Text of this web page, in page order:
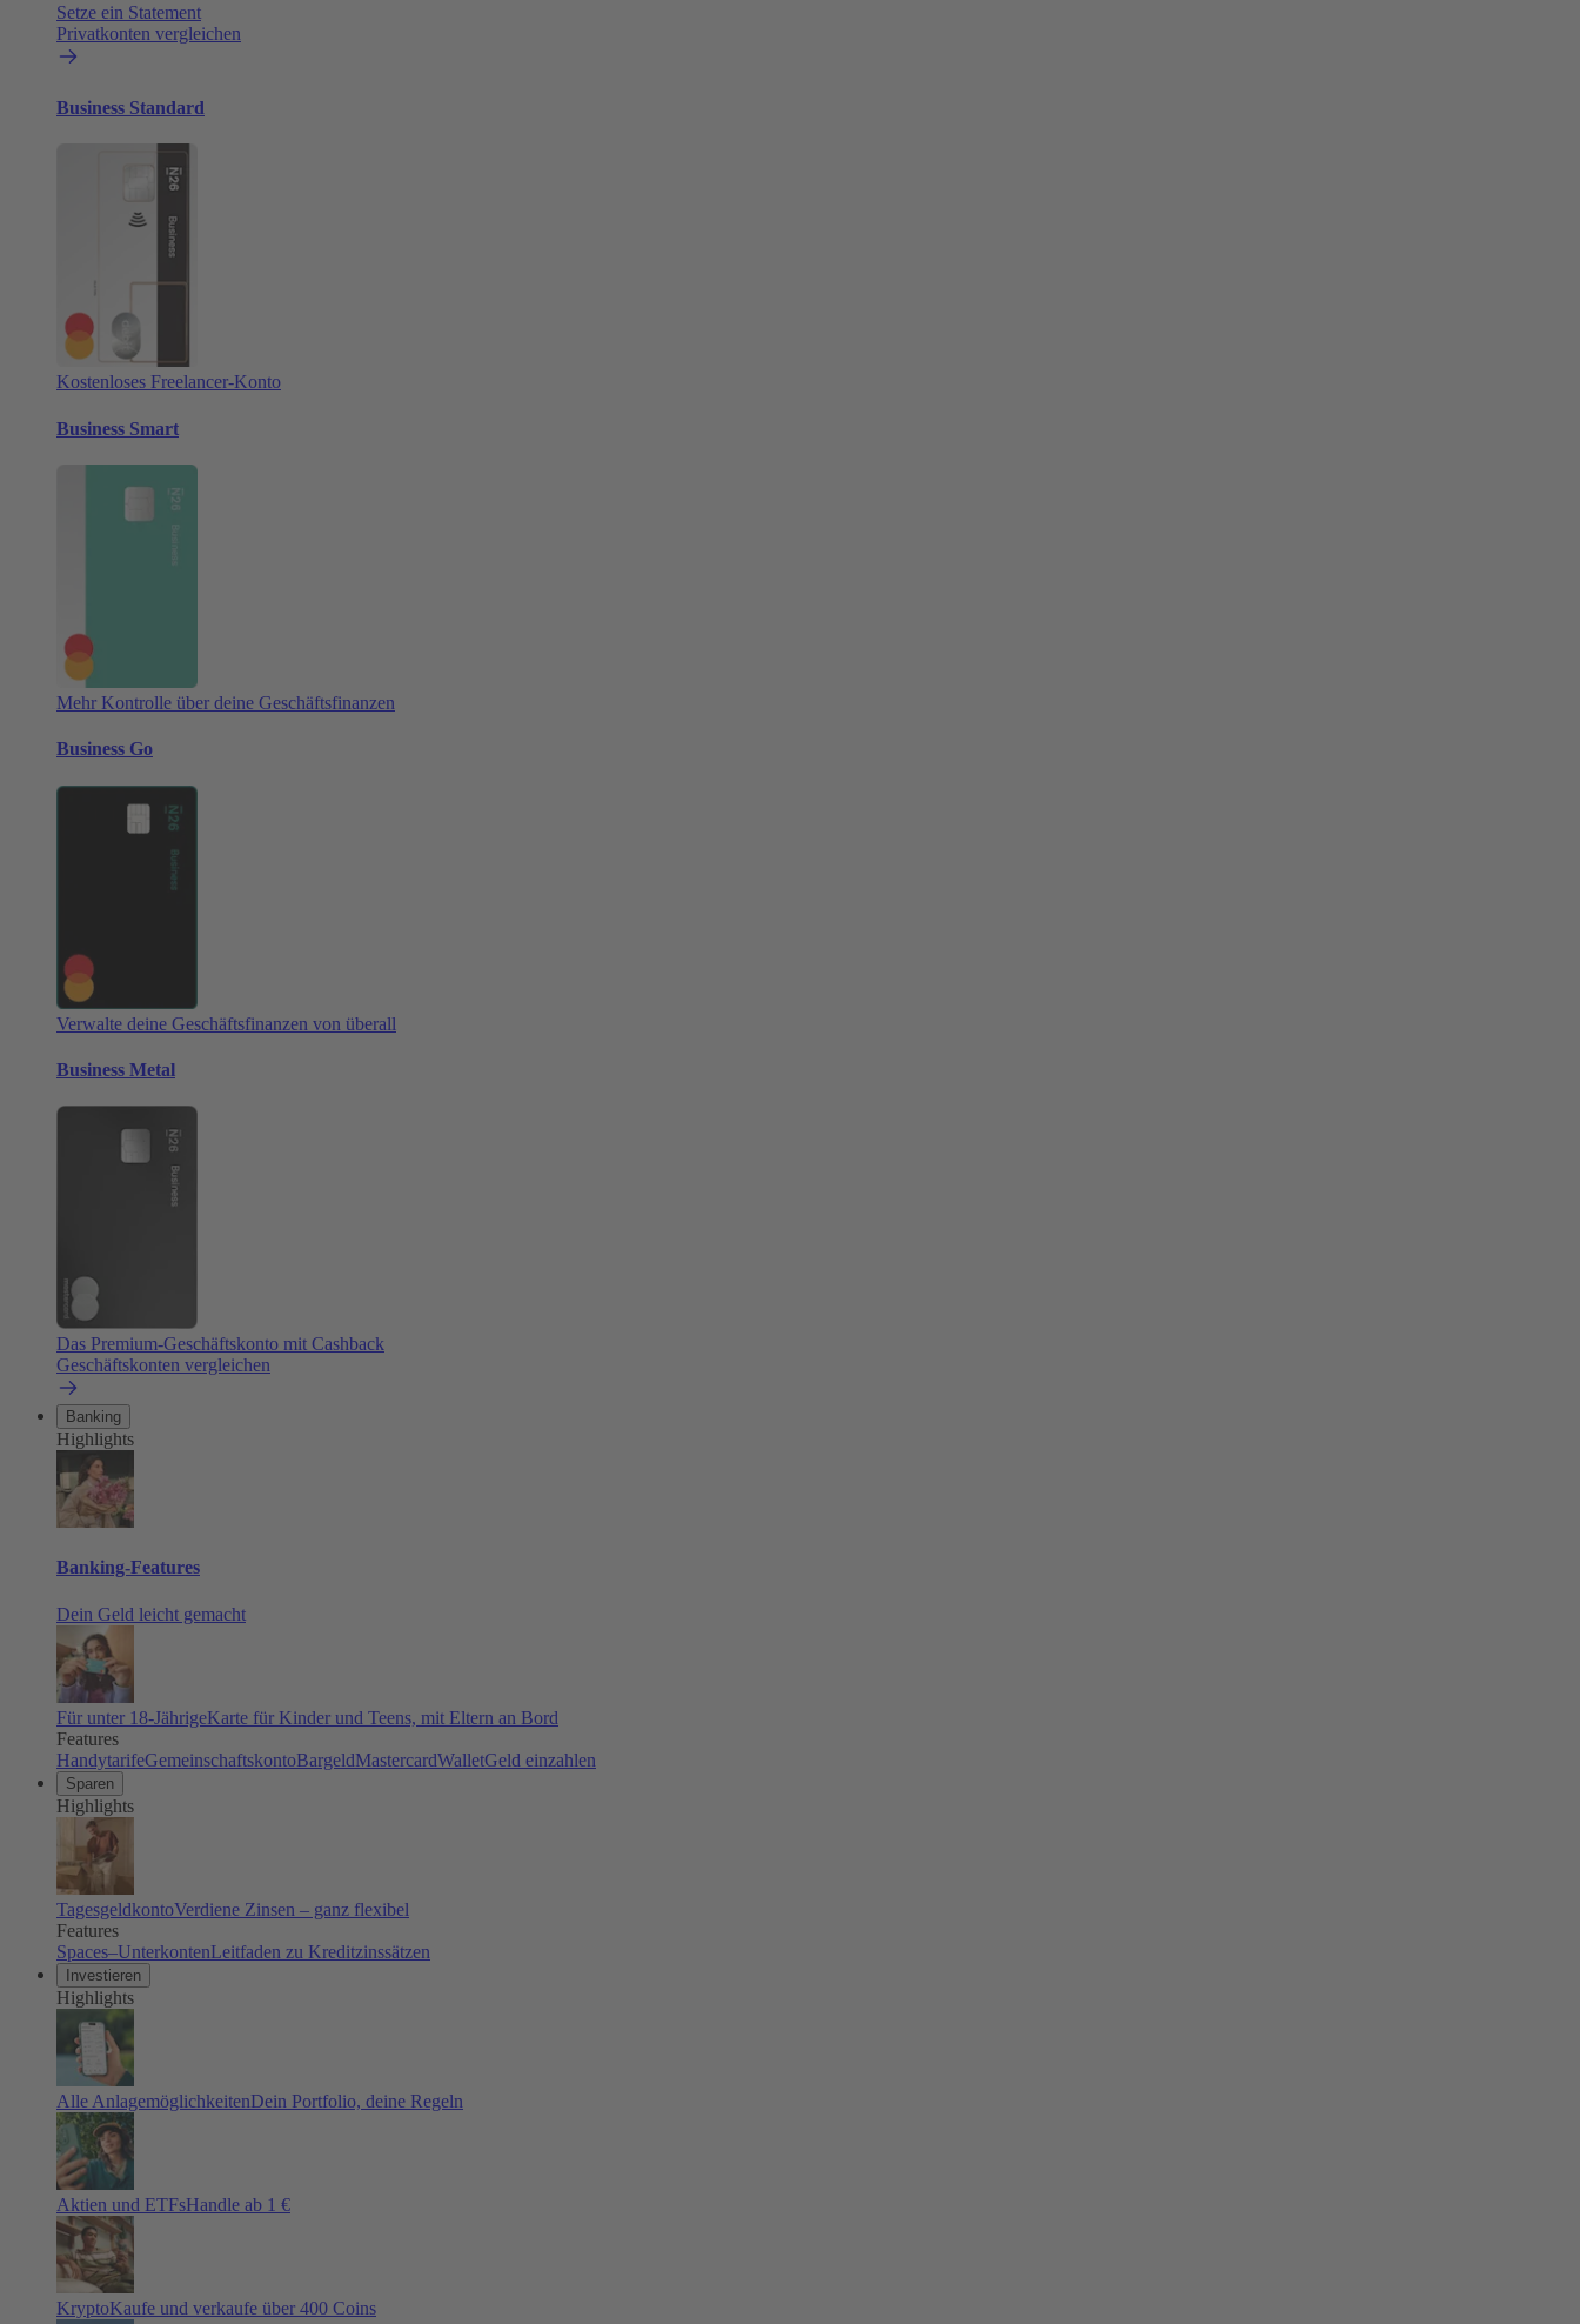
Setze ein Statement
Privatkonten vergleichen
Business Standard
Kostenloses Freelancer-Konto
Business Smart
Mehr Kontrolle über deine Geschäftsfinanzen
Business Go
Verwalte deine Geschäftsfinanzen von überall
Business Metal
Das Premium-Geschäftskonto mit Cashback
Geschäftskonten vergleichen
Banking
Highlights
Banking-Features
Dein Geld leicht gemacht
Für unter 18-JährigeKarte für Kinder und Teens, mit Eltern an Bord
Features
HandytarifeGemeinschaftskontoBargeldMastercardWalletGeld einzahlen
Sparen
Highlights
TagesgeldkontoVerdiene Zinsen – ganz flexibel
Features
Spaces–UnterkontenLeitfaden zu Kreditzinssätzen
Investieren
Highlights
Alle AnlagemöglichkeitenDein Portfolio, deine Regeln
Aktien und ETFsHandle ab 1 €
KryptoKaufe und verkaufe über 400 Coins